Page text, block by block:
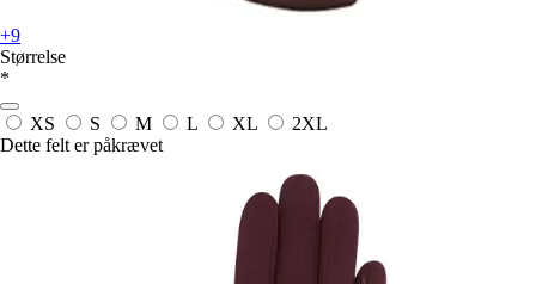
+9
Størrelse
*
XS S M L XL
2XL
Dette felt er påkrævet